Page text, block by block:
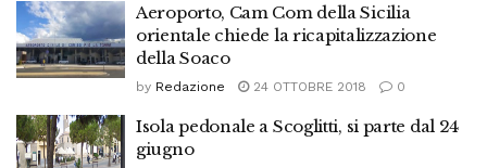
Aeroporto, Cam Com della Sicilia
orientale chiede la ricapitalizzazione
della Soaco
by Redazione 24 OTTOBRE 2018 0
Isola pedonale a Scoglitti, si parte dal 24
giugno